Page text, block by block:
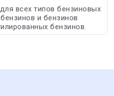
всех типов бензиновых
и бензинов
бензинов.